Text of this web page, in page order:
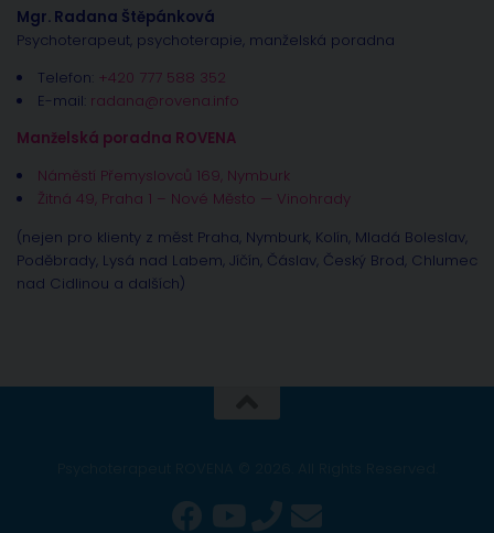
Mgr. Radana Štěpánková
Psychoterapeut, psychoterapie, manželská poradna
Telefon: +420 777 588 352
E-mail: radana@rovena.info
Manželská poradna ROVENA
Náměstí Přemyslovců 169, Nymburk
Žitná 49, Praha 1 – Nové Město — Vinohrady
(nejen pro klienty z měst Praha, Nymburk, Kolín, Mladá Boleslav,
Poděbrady, Lysá nad Labem, Jíčín, Čáslav, Český Brod, Chlumec
nad Cidlinou a dalších)